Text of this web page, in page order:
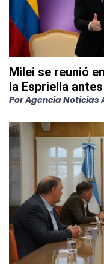
Milei se reunió
la Espriella
PorAgencia Noticias